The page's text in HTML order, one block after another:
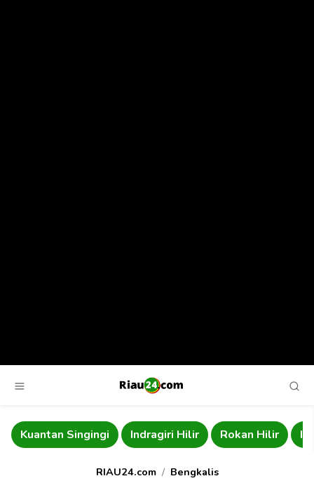
Indragiri Hilir Rokan Hilir Indragiri Hulu
RIAU24.com Bengkalis